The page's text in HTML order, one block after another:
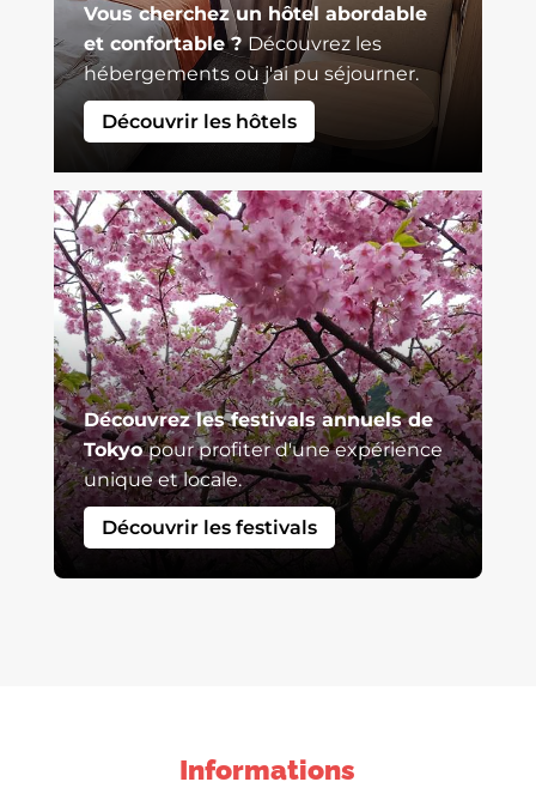
Vous cherchez un hôtel abordable
et confortable ?Découvrez les
hébergements où j'ai pu séjourner.
Découvrir les hôtels
Découvrez les festivals annuels de
Tokyopour profiter d'une expérience
unique et locale.
Découvrir les festivals
Informations